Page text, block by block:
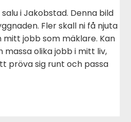
i Jakobstad. Denna bild
Fler skall ni få njuta
jobb som mäklare. Kan
olika jobb i mitt liv,
pröva sig runt och passa